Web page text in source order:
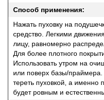
Способ применения:
Нажать пуховку на
средство. Легкими
лицу, равномерно
Для более плотного
Использовать утром на
или поверх базы/праймера.
тереть пуховкой, а именно
будет ровным и